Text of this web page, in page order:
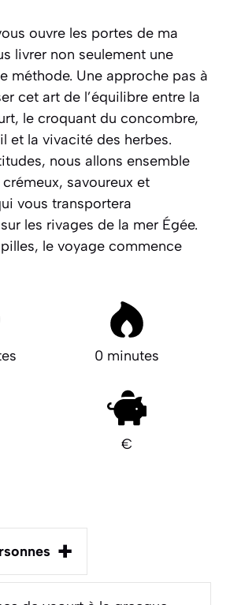
ouvre les portes de ma
livrer non seulement une
méthode. Une approche pas à
cet art de l’équilibre entre la
le croquant du concombre,
et la vivacité des herbes.
nous allons ensemble
crémeux, savoureux et
vous transportera
les rivages de la mer Égée.
le voyage commence
0 minutes
€
+